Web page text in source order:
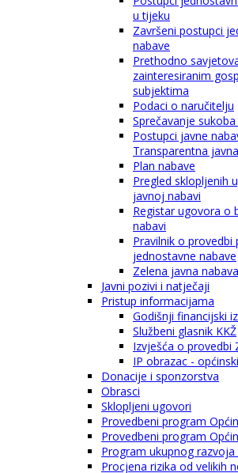
u tijeku
Završeni postupci
nabave
Prethodno
zainteresiranim
subjektima
Podaci o naručitelju
Sprečavanje
Postupci javne
Transparentna
Plan nabave
Pregled sklopljenih
javnoj nabavi
Registar ugovora o
nabavi
Pravilnik o provedbi
jednostavne nabave
Zelena javna nabava
Javni pozivi i natječaji
Pristup informacijama
Godišnji financijski
Službeni glasnik KKŽ
Izvješća o provedbi
IP obrazac -
Donacije i sponzorstva
Obrasci
Sklopljeni ugovori
Provedbeni program
Provedbeni program
Program ukupnog
Procjena rizika od velikih